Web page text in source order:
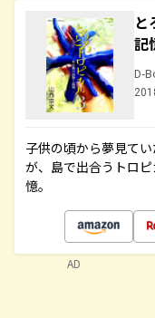
と
記
D-
子供の頃から夢見て
が、島で出合うトロ
憶。
AD